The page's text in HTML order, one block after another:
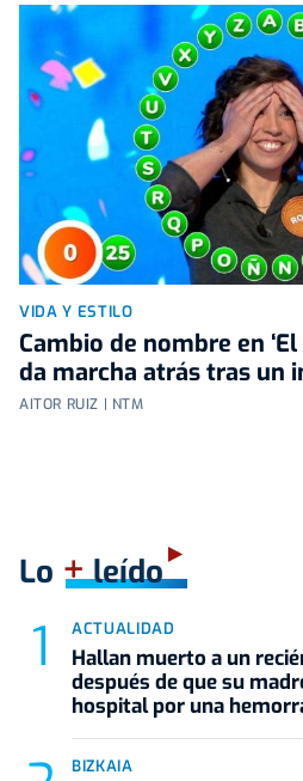
VIDA Y ESTILO
Cambio de nombre en ‘El
da marcha atrás tras un
AITOR RUIZ | NTM
Lo +leído
ACTUALIDAD
Hallan muerto a un
después de que su
hospital por una
BIZKAIA